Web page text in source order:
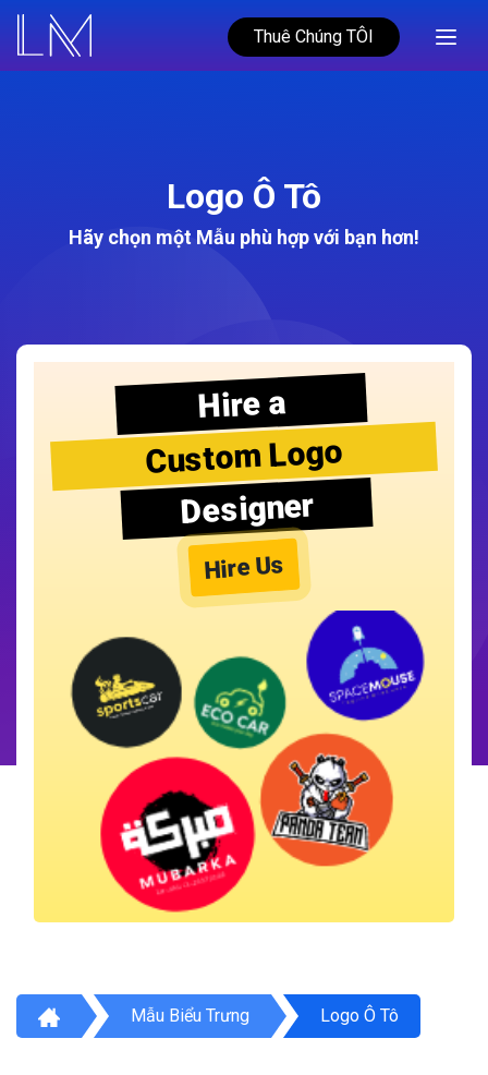
Thuê Chúng TÔI
Logo Ô Tô
Hãy chọn một Mẫu phù hợp với bạn hơn!
Hire a
Custom Logo
Designer
Hire Us
Mẫu Biểu Trưng Logo Ô Tô